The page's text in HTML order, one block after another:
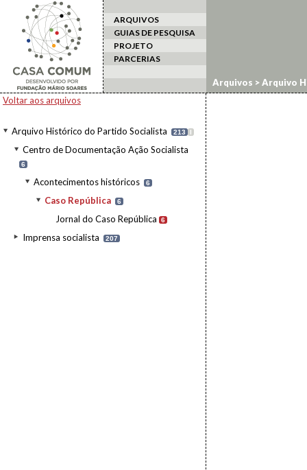
ARQUIVOS
GUIAS DE PESQUISA
PROJETO
PARCERIAS
Voltar aos arquivos
Arquivo Histórico do Partido Socialista 213 I
Centro de Documentação Ação Socialista
6
Acontecimentos históricos 6
Caso República 6
Jornal do Caso República 6
Imprensa socialista 207
Arquivos >Arquivo
Acontecimentos